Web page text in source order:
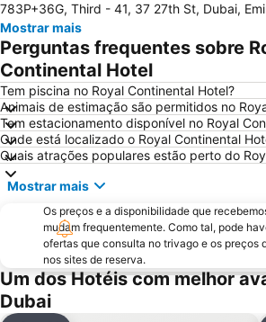
Business Bay
Dubai
Deira City Centre Metro Station
Sheikh
Deira City Center Mall
Bur Dubai
Burj
Dubai Metro
Al Rigga
Dubai Creek
Airport Terminal 3 Metro Station
Al Qusais
Sharjah City Center
DMCC Metro Station
DUBAI
Business Bay Metro Station
Mall of
Dubai Marina Mall
Dubai
World Trade Centre Metro Station
783P+36G, Third - 41, 37 27th St, Dubai,
Mostrar mais
Perguntas frequentes sobre
Continental Hotel
Tem piscina no Royal Continental Hotel?
Animais de estimação são permitidos no
Tem estacionamento disponível no Royal
Onde está localizado o Royal Continental
Quais atrações populares estão perto do
Mostrar mais
Os preços e a disponibilidade que
mudam frequentemente. Como tal, pode
ofertas que consulta no trivago e os preços
nos sites de reserva.
Um dos Hotéis com melhor
Dubai